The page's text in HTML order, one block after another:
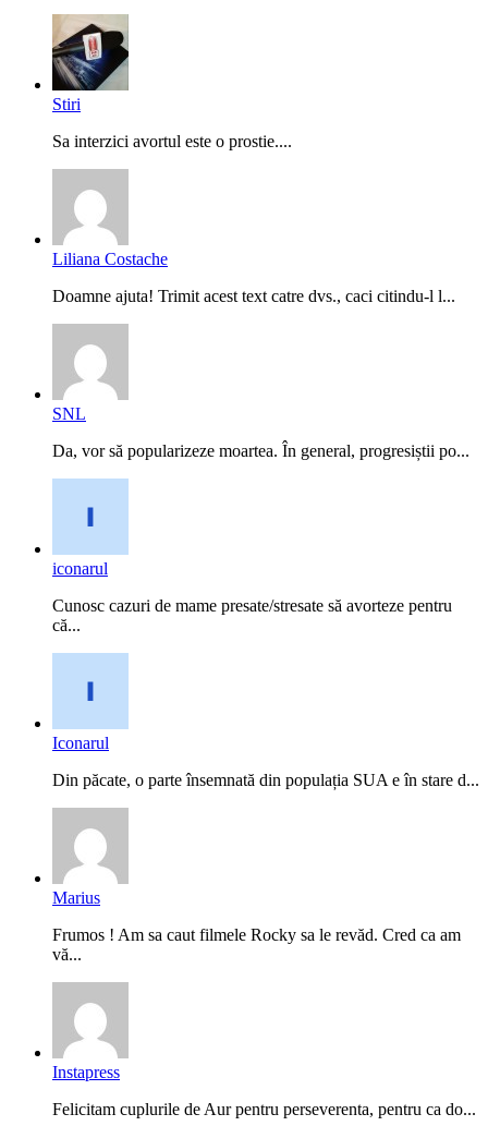
Stiri
Sa interzici avortul este o prostie....
Liliana Costache
Doamne ajuta! Trimit acest text catre dvs., caci citindu-l l...
SNL
Da, vor să popularizeze moartea. În general, progresiștii po...
iconarul
Cunosc cazuri de mame presate/stresate să avorteze pentru
că...
Iconarul
Din păcate, o parte însemnată din populația SUA e în stare d...
Marius
Frumos ! Am sa caut filmele Rocky sa le revăd. Cred ca am
vă...
Instapress
Felicitam cuplurile de Aur pentru perseverenta, pentru ca do...